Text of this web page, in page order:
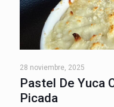
28 noviembre, 2025
Pastel De Yuca
Picada